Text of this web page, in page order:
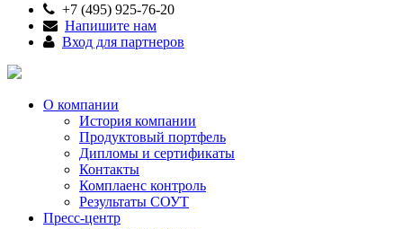
+7 (495) 925-76-20
Напишите нам
Вход для партнеров
О компании
История компании
Продуктовый портфель
Дипломы и сертификаты
Контакты
Комплаенс контроль
Результаты СОУТ
Пресс-центр